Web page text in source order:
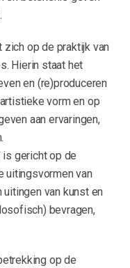
zich op de praktijk van
Hierin staat het
en (re)produceren
vorm en op
aan ervaringen,
is gericht op de
uitingsvormen van
van kunst en
bevragen,
op de